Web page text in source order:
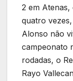
2 em
quatro
Alonso não
campeonato
rodadas, o
Rayo